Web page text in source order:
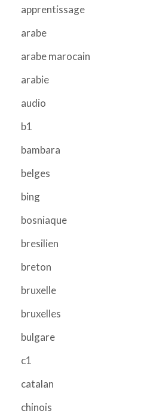
apprentissage
arabe
arabe marocain
arabie
audio
b1
bambara
belges
bing
bosniaque
bresilien
breton
bruxelle
bruxelles
bulgare
c1
catalan
chinois